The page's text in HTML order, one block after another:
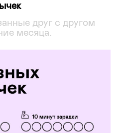
друг с другом
месяца.